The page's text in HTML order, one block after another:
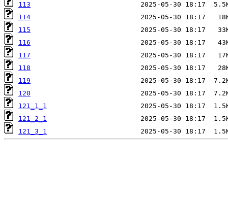
113
114
115
116
117
118
119
120
121_1_1
121_2_1
121_3_1